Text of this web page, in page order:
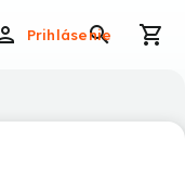
Prihlásenie